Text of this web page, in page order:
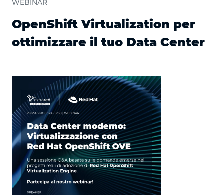
WEBINAR
OpenShift Virtualization per
ottimizzare il tuo Data Center